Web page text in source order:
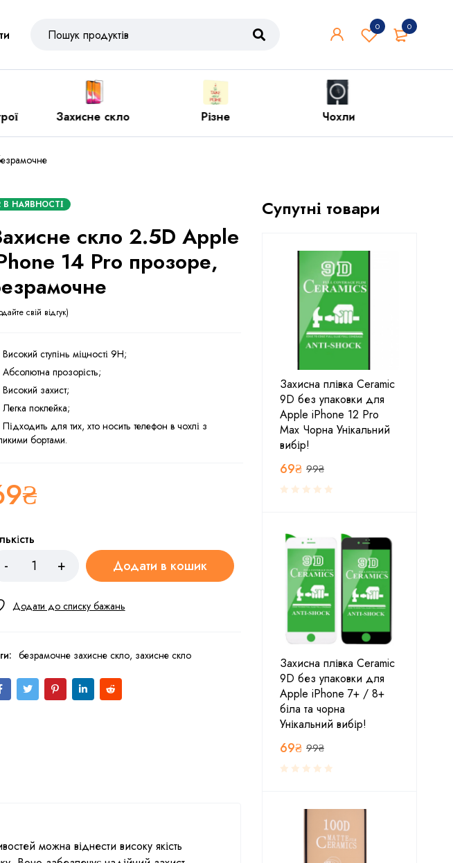
0
0
Різне Чохли Iphone
В НАЯВНОСТІ
скло 2.5D Apple
14 Pro прозоре,
свій відгук
Високий ступінь міцності 9H;
Абсолютна прозорість;
Високий захист;
Легка поклейка;
Підходить для тих, хто носить телефон в чохлі з
бортами.
₴
Додати в кошик
безрамочне захисне скло, захисне скло
можна віднести високу якість
Супутні товари
Захисна плівка Ceramic
9D без упаковки для
Apple iPhone 12 Pro
Max Чорна Унікальний
вибір!
99₴
69₴
Захисна плівка Ceramic
9D без упаковки для
Apple iPhone 7+ / 8+
біла та чорна
Унікальний вибір!
99₴
69₴